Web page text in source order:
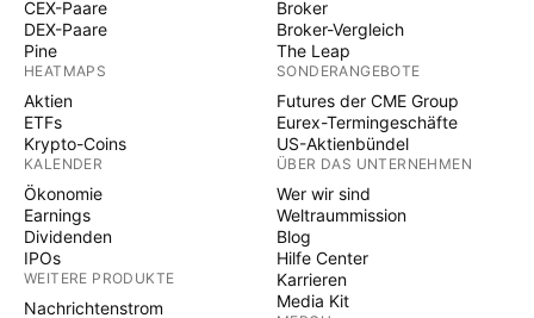
CEX-Paare
DEX-Paare
Pine
HEATMAPS
Aktien
ETFs
Krypto-Coins
KALENDER
Ökonomie
Earnings
Dividenden
IPOs
WEITERE PRODUKTE
Nachrichtenstrom
Broker
Broker-Vergleich
The Leap
SONDERANGEBOTE
Futures der CME Group
Eurex-Termingeschäfte
US-Aktienbündel
ÜBER DAS UNTERNEHMEN
Wer wir sind
Weltraummission
Blog
Hilfe Center
Karrieren
Media Kit